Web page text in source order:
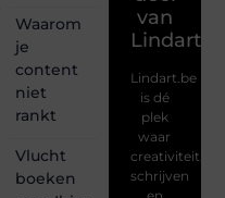
Waarom
je
content
niet
rankt
Vlucht
boeken
van
Lindart.be
is dé
plek
waar
creativiteit,
schrijven